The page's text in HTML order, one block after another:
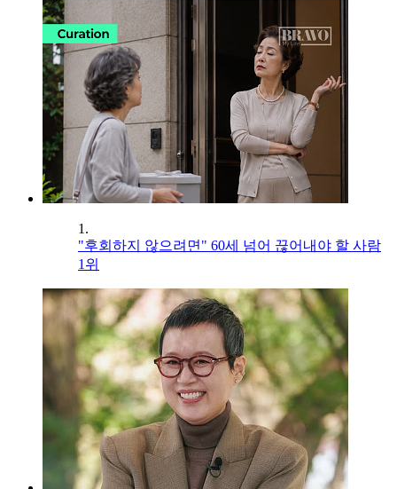
1.
"후회하지 않으려면" 60세 넘어 끊어내야 할 사람
1위